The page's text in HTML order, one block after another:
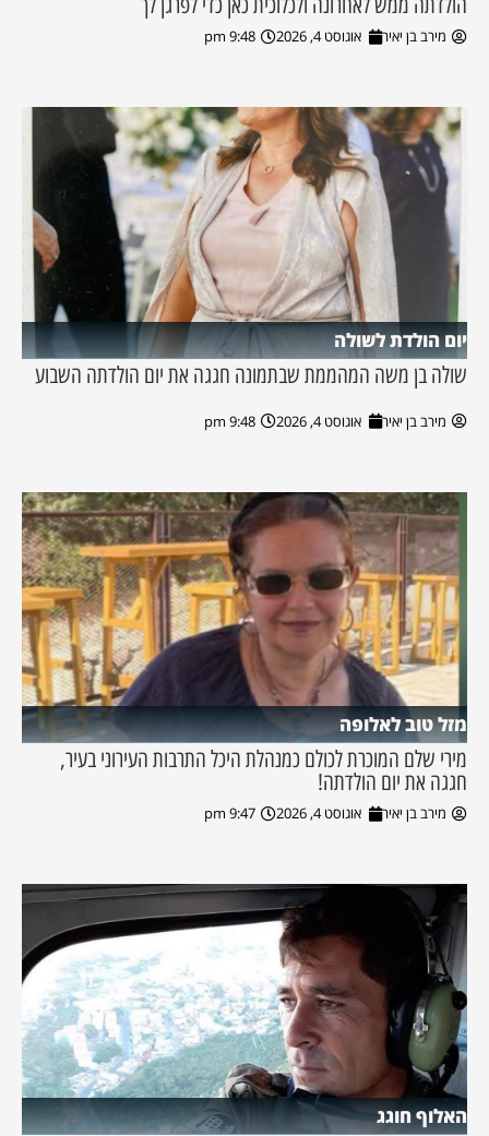
מירב בן יאיר אוגוסט 4, 2026 9:48 pm
יום הולדת לשולה
שולה בן משה המהממת שבתמונה חגגה את יום הולדתה השבוע
מירב בן יאיר אוגוסט 4, 2026 9:48 pm
מזל טוב לאלופה
מירי שלם המוכרת לכולם כמנהלת היכל התרבות העירוני בעיר,
חגגה את יום הולדתה!
מירב בן יאיר אוגוסט 4, 2026 9:47 pm
האלוף חוגג